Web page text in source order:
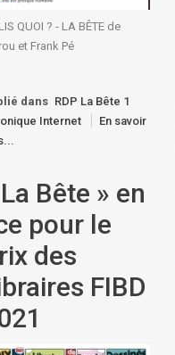
QUOI ? - LA BÊTE de
et Frank Pé
dans RDP La Bête 1
Internet
En savoir
Bête » en
pour le
des
FIBD